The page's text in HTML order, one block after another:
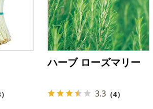
ハーブ ローズマリー
3.3 （4）